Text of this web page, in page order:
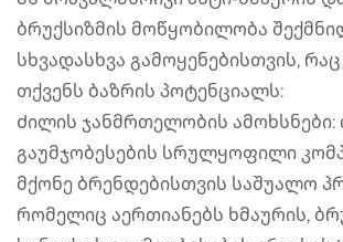
ბრუქსიზმის მოწყობილობა
სხვადასხვა გამოყენებისთვის,
თქვენს ბაზრის პოტენციალს:
Ძილის ჯანმრთელობის ამოხსნები:
გაუმჯობესების სრულყოფილი
მქონე ბრენდებისთვის საშუალო
რომელიც აერთიანებს ხმაურის,